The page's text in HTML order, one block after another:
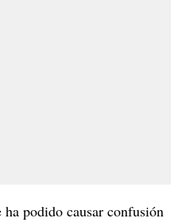
podido causar confusión